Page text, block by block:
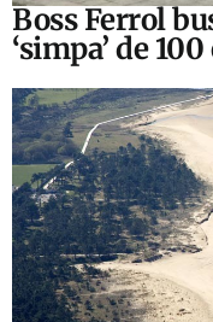
Boss Ferrol
‘simpa’ de